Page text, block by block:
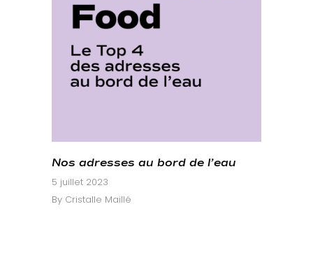
Nos adresses au bord de l’eau
5 juillet 2023
By Cristalle Maillé